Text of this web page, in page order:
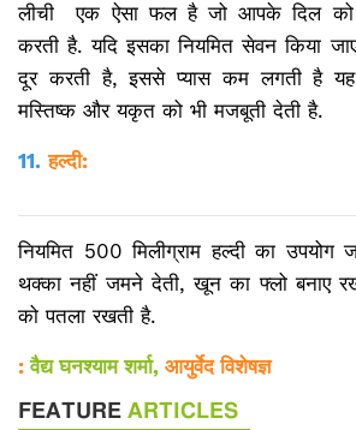
लीची एक ऐसा फल है जो आपके दिल को
करती है. यदि इसका नियमित सेवन किया
दूर करती है, इससे प्यास कम लगती है
मस्तिष्क और यकृत को भी मजबूती देती है.
11. हल्दी:
नियमित 500 मिलीग्राम ​हल्दी का
थक्का नहीं जमने देती, खून का फ्लो बनाए
को पतला रखती है.
: वैद्य घनश्याम शर्मा, आयुर्वेद विशेषज्ञ
FEATURE ARTICLES